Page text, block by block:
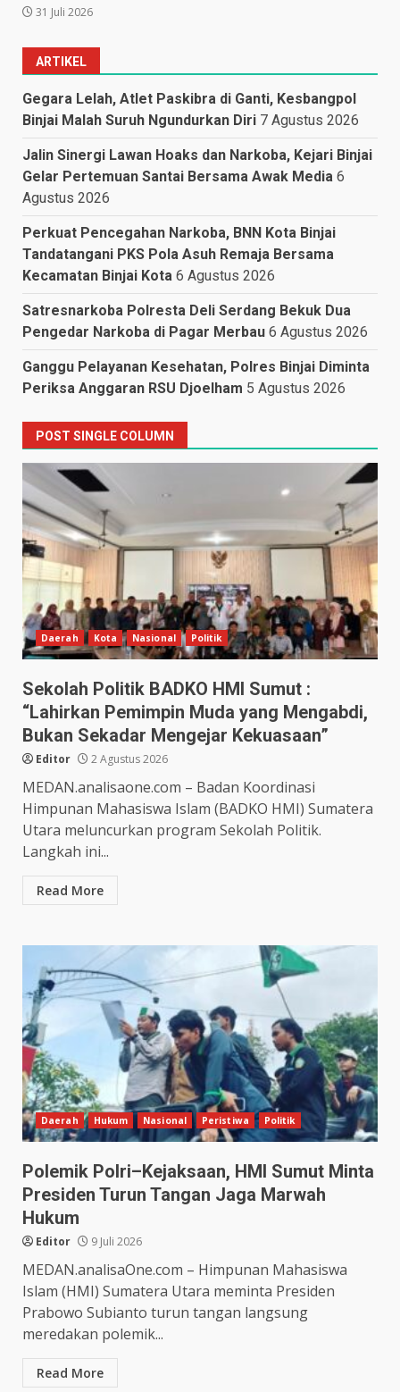
31 Juli 2026
ARTIKEL
Gegara Lelah, Atlet Paskibra di Ganti, Kesbangpol
Binjai Malah Suruh Ngundurkan Diri 7 Agustus 2026
Jalin Sinergi Lawan Hoaks dan Narkoba, Kejari Binjai
Gelar Pertemuan Santai Bersama Awak Media 6
Agustus 2026
Perkuat Pencegahan Narkoba, BNN Kota Binjai
Tandatangani PKS Pola Asuh Remaja Bersama
Kecamatan Binjai Kota 6 Agustus 2026
Satresnarkoba Polresta Deli Serdang Bekuk Dua
Pengedar Narkoba di Pagar Merbau 6 Agustus 2026
Ganggu Pelayanan Kesehatan, Polres Binjai Diminta
Periksa Anggaran RSU Djoelham 5 Agustus 2026
POST SINGLE COLUMN
Daerah Kota Nasional Politik
Sekolah Politik BADKO HMI Sumut :
“Lahirkan Pemimpin Muda yang Mengabdi,
Bukan Sekadar Mengejar Kekuasaan”
Editor 2 Agustus 2026
MEDAN.analisaone.com – Badan Koordinasi
Himpunan Mahasiswa Islam (BADKO HMI) Sumatera
Utara meluncurkan program Sekolah Politik.
Langkah ini...
Read More
Daerah Hukum Nasional Peristiwa Politik
Polemik Polri–Kejaksaan, HMI Sumut Minta
Presiden Turun Tangan Jaga Marwah
Hukum
Editor 9 Juli 2026
MEDAN.analisaOne.com – Himpunan Mahasiswa
Islam (HMI) Sumatera Utara meminta Presiden
Prabowo Subianto turun tangan langsung
meredakan polemik...
Read More